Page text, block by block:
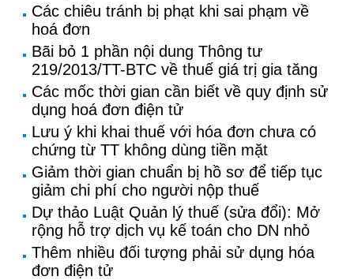
Các chiêu tránh bị phạt khi sai phạm về
hoá đơn
Bãi bỏ 1 phần nội dung Thông tư
219/2013/TT-BTC về thuế giá trị gia tăng
Các mốc thời gian cần biết về quy định sử
dụng hoá đơn điện tử
Lưu ý khi khai thuế với hóa đơn chưa có
chứng từ TT không dùng tiền mặt
Giảm thời gian chuẩn bị hồ sơ để tiếp tục
giảm chi phí cho người nộp thuế
Dự thảo Luật Quản lý thuế (sửa đổi): Mở
rộng hỗ trợ dịch vụ kế toán cho DN nhỏ
Thêm nhiều đối tượng phải sử dụng hóa
đơn điện tử